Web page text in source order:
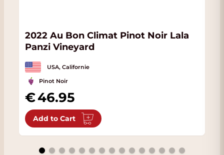
2022 Au Bon Climat Pinot Noir Lala
Panzi Vineyard
USA, Californie
Pinot Noir
46.95
Add to Cart